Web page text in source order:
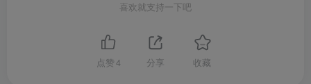
喜欢就支持一下吧
点赞 4 分享 收藏